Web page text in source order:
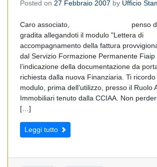
Posted on 27 Febbraio 2007 by Ufficio
Caro associato, penso di
gradita allegandoti il modulo "Lettera di
accompagnamento della fattura
dal Servizio Formazione Permanente
l’indicazione della documentazione da
richiesta dalla nuova Finanziaria. Ti
modulo, prima dell’utilizzo, presso il Ruolo
Immobiliari tenuto dalla CCIAA. Non
[…]
Leggi tutto